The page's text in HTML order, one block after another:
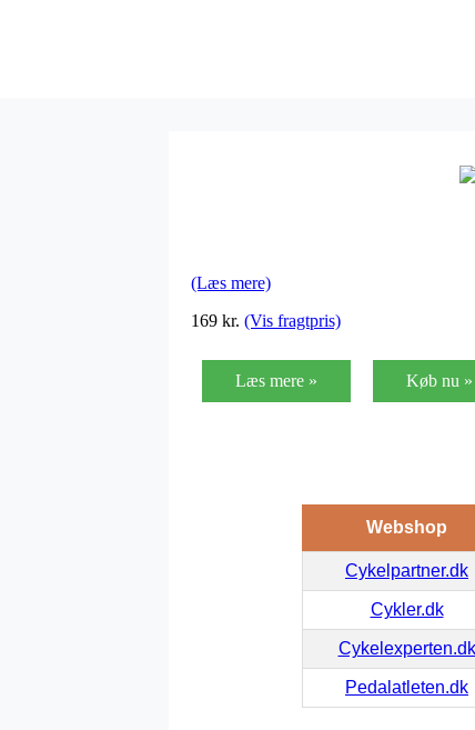
(Læs mere)
169 kr. (Vis fragtpris)
Læs mere » Køb nu »
Webshop
Cykelpartner.dk
Cykler.dk
Cykelexperten.dk
Pedalatleten.dk